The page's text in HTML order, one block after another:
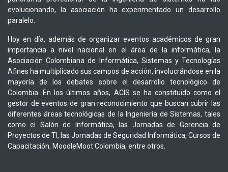
evolucionando, la asociación ha experimentado un desarrollo
paralelo.
Hoy en día, además de organizar eventos académicos de gran
importancia a nivel nacional en el área de la informática, la
Asociación Colombiana de Informática, Sistemas y Tecnologías
Afines ha multiplicado sus campos de acción, involucrándose en la
mayoría de los debates sobre el desarrollo tecnológico de
Colombia. En los últimos años, ACIS se ha constituido como el
gestor de eventos de gran reconocimiento que buscan cubrir las
diferentes áreas tecnológicas de la Ingeniería de Sistemas, tales
como el Salón de Informática, las Jornadas de Gerencia de
Proyectos de TI, las Jornadas de Seguridad Informática, Cursos de
Capacitación, MoodleMoot Colombia, entre otros.